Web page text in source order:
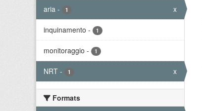
aria - 1 x
inquinamento - 1
monitoraggio - 1
NRT - 1 x
Formats